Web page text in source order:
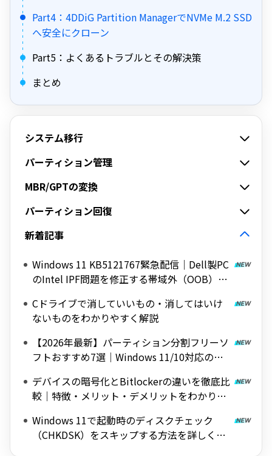
Part4：4DDiG Partition ManagerでNVMe M.2 SSD
へ安全にクローン
Part5：よくあるトラブルとその解決策
まとめ
システム移行
パーティション管理
MBR/GPTの変換
パーティション回復
新着記事
Windows 11 KB5121767緊急配信｜Dell製PC
のIntel IPF問題を修正する帯域外（OOB）ア
Cドライブで消していいもの・消してはいけ
ないものをわかりやすく解説
【2026年最新】パーティション分割フリーソ
フトおすすめ7選｜Windows 11/10対応の無
デバイスの暗号化とBitlockerの違いを徹底比
較｜特徴・メリット・デメリットをわかりや
Windows 11で起動時のディスクチェック
（CHKDSK）をスキップする方法を詳しく解